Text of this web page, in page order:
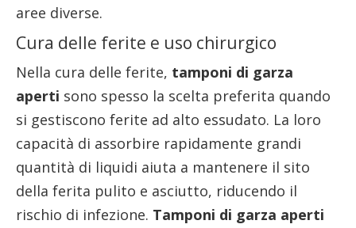
aree diverse.
Cura delle ferite e uso chirurgico
Nella cura delle ferite, tamponi di garza
aperti sono spesso la scelta preferita quando
si gestiscono ferite ad alto essudato. La loro
capacità di assorbire rapidamente grandi
quantità di liquidi aiuta a mantenere il sito
della ferita pulito e asciutto, riducendo il
rischio di infezione. Tamponi di garza aperti